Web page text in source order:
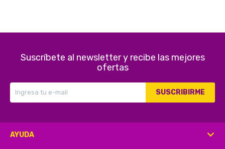
Suscríbete al newsletter y recibe las mejores
ofertas
SUSCRIBIRME
AYUDA
Hogar y Jardín
Deportes y Tiempo Libre